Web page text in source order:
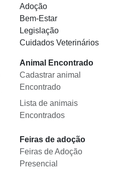
Adoção
Bem-Estar
Legislação
Cuidados Veterinários
Animal Encontrado
Cadastrar animal
Encontrado
Lista de animais
Encontrados
Feiras de adoção
Feiras de Adoção
Presencial